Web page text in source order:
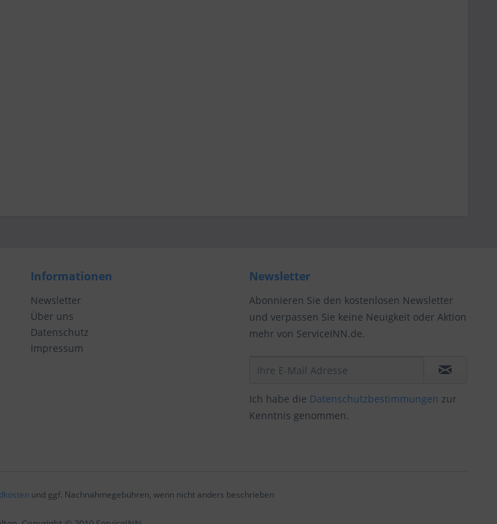
Informationen
Newsletter
Über uns
Datenschutz
Impressum
Newsletter
Abonnieren Sie den kostenlosen Newsletter
und verpassen Sie keine Neuigkeit oder Aktion
mehr von ServiceINN.de.
Ich habe die Datenschutzbestimmungen zur
Kenntnis genommen.
und ggf. Nachnahmegebühren, wenn nicht anders beschrieben